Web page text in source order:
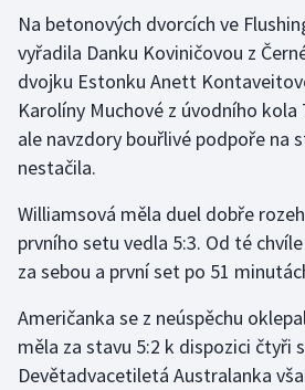
Sportovní střelba
Stolní tenis
Triatlon
Veslování
Vodní slalom
Volejbal
Ostatní
Na betonových dvorcích ve
vyřadila Danku Koviničovou z
dvojku Estonku Anett
Karolíny Muchové z úvodního
ale navzdory bouřlivé podpoře na
nestačila.
Williamsová měla duel dobře
prvního setu vedla 5:3. Od té
za sebou a první set po 51
Američanka se z neúspěchu
měla za stavu 5:2 k dispozici čtyři
Devětadvacetiletá Australanka